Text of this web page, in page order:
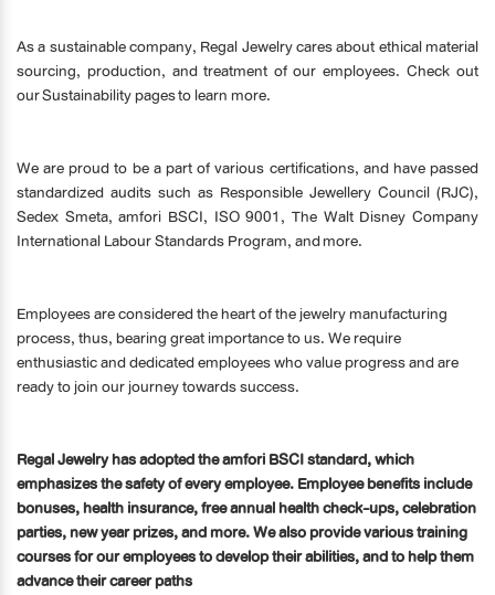
​As a sustainable company, Regal Jewelry cares about ethical material
sourcing, production, and treatment of our employees. Check out
our Sustainability pages to learn more.
​We are proud to be a part of various certifications, and have passed
standardized audits such as Responsible Jewellery Council (RJC),
Sedex Smeta, amfori BSCI, ISO 9001, The Walt Disney Company
International Labour Standards Program, and more.
Employees are considered the heart of the jewelry manufacturing
process, thus, bearing great importance to us. We require
enthusiastic and dedicated employees who value progress and are
ready to join our journey towards success.
Regal Jewelry has adopted the amfori BSCI standard, which
emphasizes the safety of every employee. Employee benefits include
bonuses, health insurance, free annual health check-ups, celebration
parties, new year prizes, and more. We also provide various training
courses for our employees to develop their abilities, and to help them
advance their career paths